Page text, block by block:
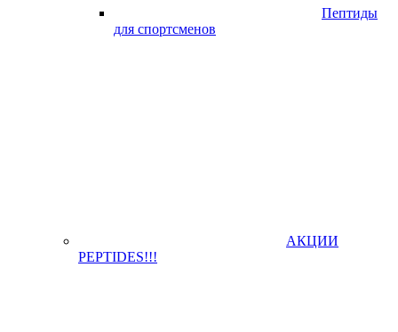
Пептиды
для спортсменов
АКЦИИ
PEPTIDES!!!